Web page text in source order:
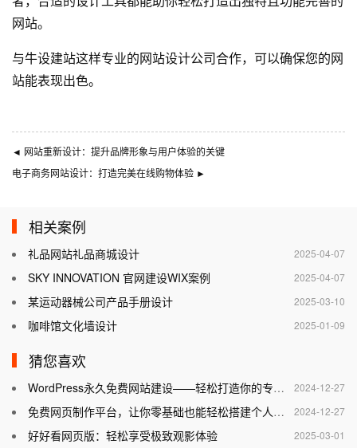
网站。
与牛设建站这样专业的网站设计公司合作，可以确保您的网
站能表现出色。
◄ 网站重新设计：提升品牌形象与用户体验的关键
电子商务网站设计：打造完美在线购物体验 ►
相关案例
2025-04-07
礼品网站礼品商城设计
2025-04-07
SKY INNOVATION 官网建设WIX案例
2025-03-10
某运动器械公司产品手册设计
2025-01-09
咖啡馆文化墙设计
猜您喜欢
2024-12-27
WordPress永久免费网站建设——轻松打造你的专属网站
2024-12-27
免费网页制作平台，让你零基础也能轻松搭建个人网站
2025-03-01
好好看网页版：轻松享受极致观影体验